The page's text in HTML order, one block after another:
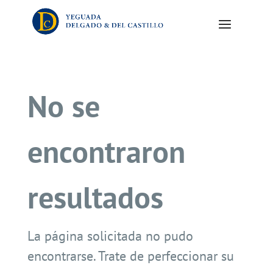
No se
encontraron
resultados
La página solicitada no pudo
encontrarse. Trate de perfeccionar su